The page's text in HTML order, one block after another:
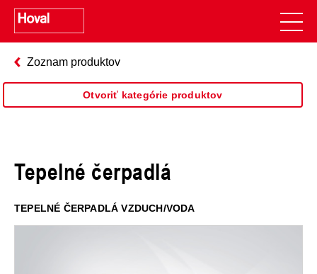
Zoznam produktov
Otvoriť kategórie produktov
Tepelné čerpadlá
TEPELNÉ ČERPADLÁ VZDUCH/VODA